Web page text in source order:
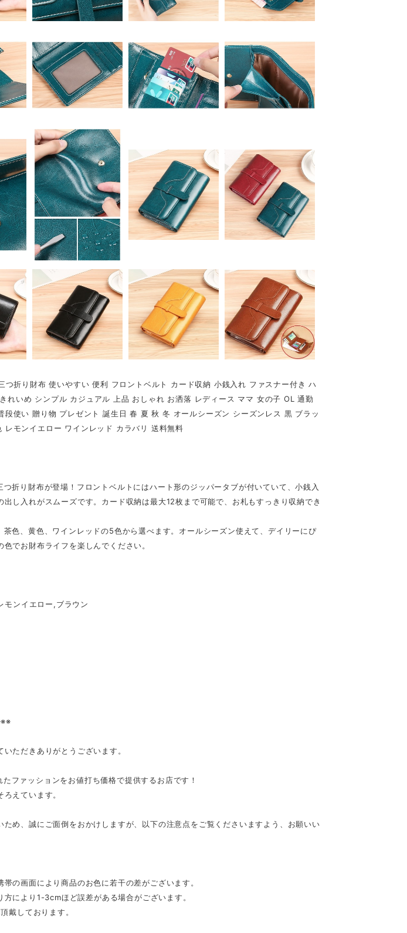
折り財布 使いやすい 便利 フロントベルト カード収納 小銭入れ ファスナー付き ハ
れいめ シンプル カジュアル 上品 おしゃれ お洒落 レディース ママ 女の子 OL 通勤
使い 贈り物 プレゼント 誕生日 春 夏 秋 冬 オールシーズン シーズンレス 黒 ブラッ
モンイエロー ワインレッド カラバリ 送料無料
折り財布が登場！フロントベルトにはハート形のジッパータブが付いていて、小銭入
し入れがスムーズです。カード収納は最大12枚まで可能で、お札もすっきり収納でき
色、黄色、ワインレッドの5色から選べます。オールシーズン使えて、デイリーにぴ
でお財布ライフを楽しんでください。
モンイエロー,ブラウン
ただきありがとうございます。
ファッションをお値打ち価格で提供するお店です！
えています。
め、誠にご面倒をおかけしますが、以下の注意点をご覧くださいますよう、お願いい
の画面により商品のお色に若干の差がございます。
により1-3cmほど誤差がある場合がございます。
戴しております。